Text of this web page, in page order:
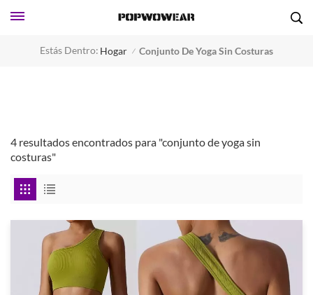
Estás Dentro: Hogar / Conjunto De Yoga Sin Costuras
4 resultados encontrados para "conjunto de yoga sin
costuras"